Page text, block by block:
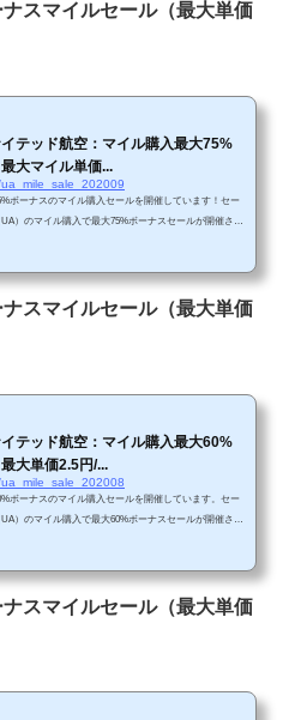
り返し行われました」というエラーが生じてしまった
スマイルセール（最大単価
イテッド航空：マイル購入最大75%
大マイル単価...
ボーナスのマイル購入セールを開催しています！セー
）のマイル購入で最大75%ボーナスセールが開催され
いで最大85%ボーナスセールが開催されていますの
会を待った方が良いかと思われます。 Chromeで「リダ
スマイルセール（最大単価
イテッド航空：マイル購入最大60%
大単価2.5円/...
ボーナスのマイル購入セールを開催しています。セー
）のマイル購入で最大60%ボーナスセールが開催され
ースが多いです。これまで毎月セールが開催されていま
の機会を待った方が良いかと思われます。 Chromeで
スマイルセール（最大単価